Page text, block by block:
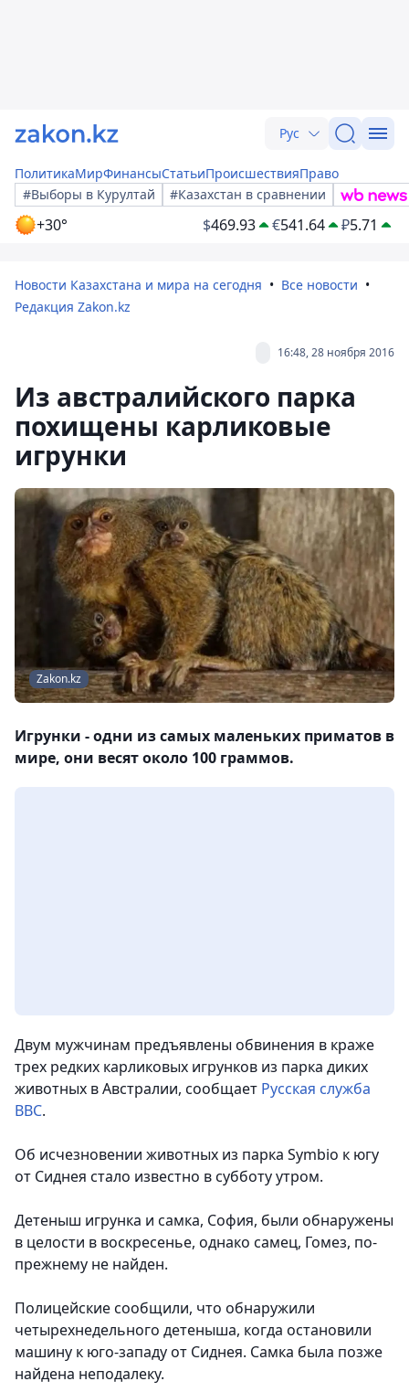
Рус
ПолитикаМирФинансыСтатьиПроисшествияПраво
#Выборы в Курултай
#Казахстан в сравнении
+30° $469.93 €541.64 ₽5.71
Новости Казахстана и мира на сегодня
Все новости
Редакция Zakon.kz
16:48, 28 ноября 2016
Из австралийского парка
похищены карликовые
игрунки
Zakon.kz
Игрунки - одни из самых маленьких приматов в
мире, они весят около 100 граммов.
Двум мужчинам предъявлены обвинения в краже
трех редких карликовых игрунков из парка диких
животных в Австралии, сообщает Русская служба
BBC.
Об исчезновении животных из парка Symbio к югу
от Сиднея стало известно в субботу утром.
Детеныш игрунка и самка, София, были обнаружены
в целости в воскресенье, однако самец, Гомез, по-
прежнему не найден.
Полицейские сообщили, что обнаружили
четырехнедельного детеныша, когда остановили
машину к юго-западу от Сиднея. Самка была позже
найдена неподалеку.